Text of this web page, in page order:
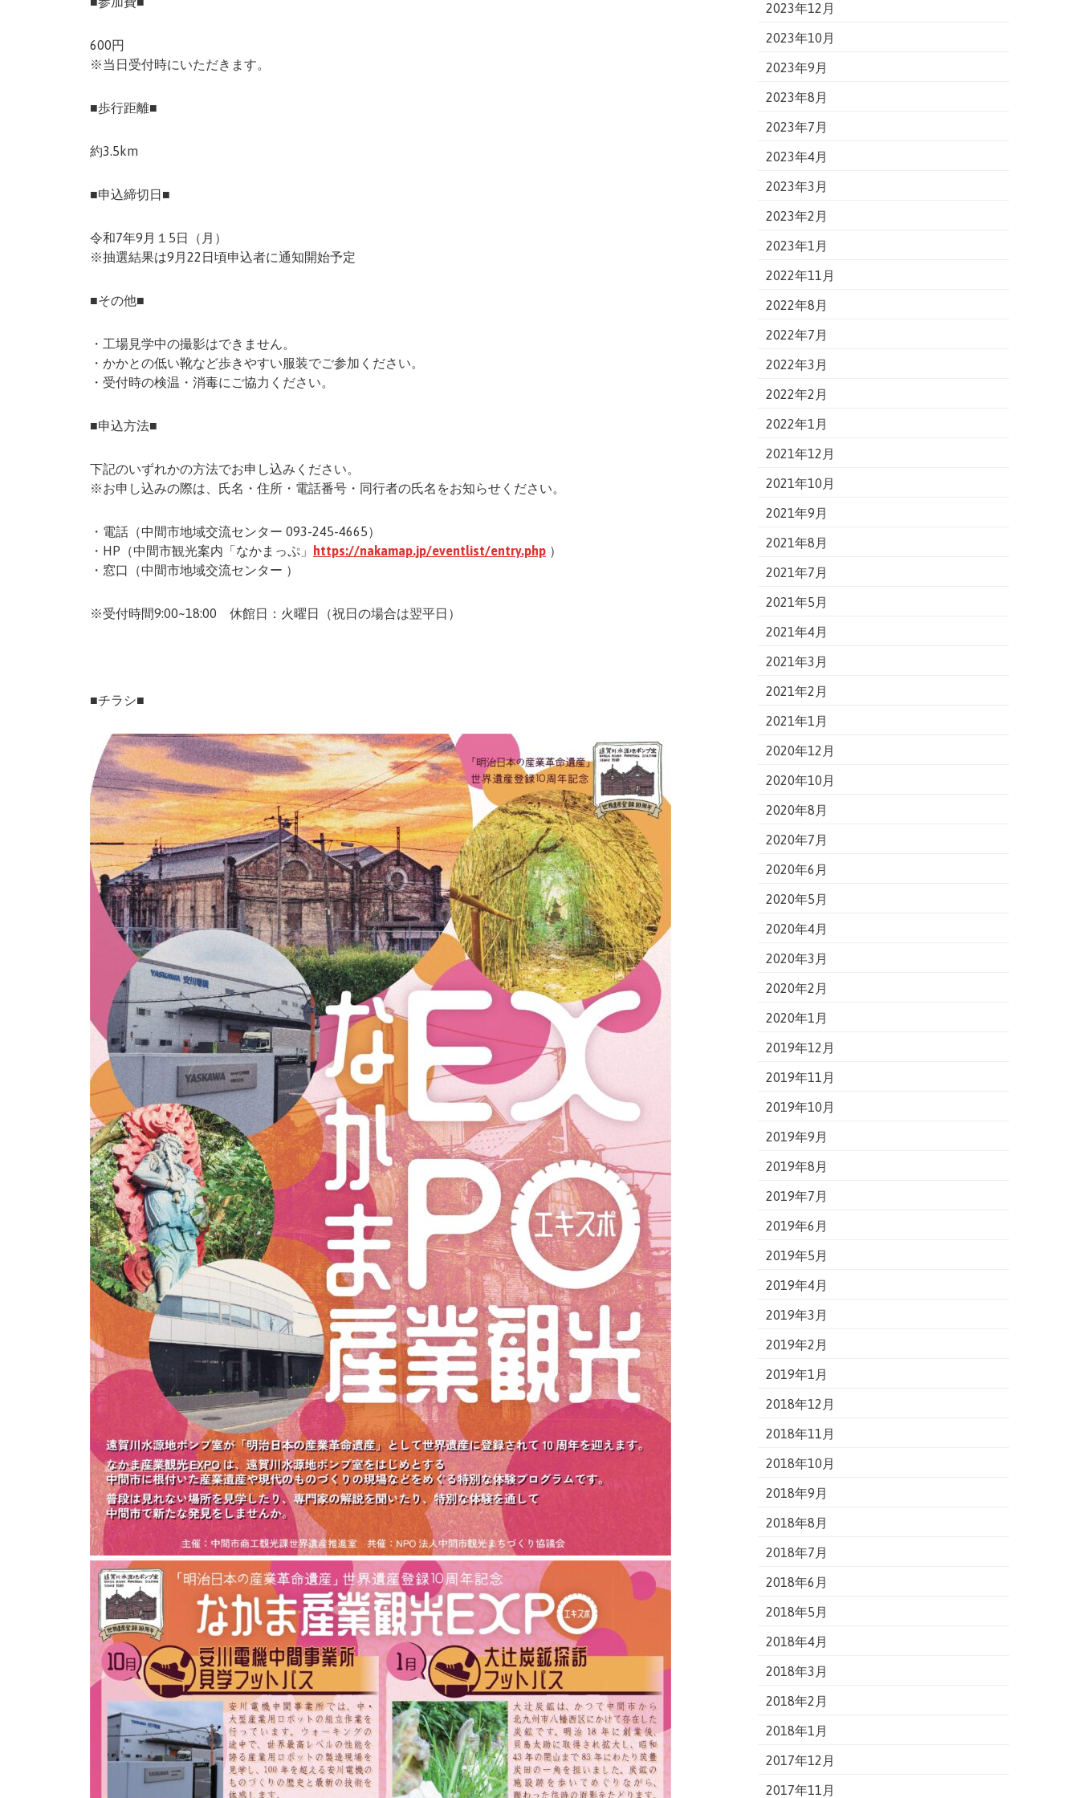
600円
※当日受付時にいただきます。
■歩行距離■
約3.5km
■申込締切日■
令和7年9月１5日（月）
※抽選結果は9月22日頃申込者に通知開始予定
■その他■
・工場見学中の撮影はできません。
・かかとの低い靴など歩きやすい服装でご参加ください。
・受付時の検温・消毒にご協力ください。
■申込方法■
下記のいずれかの方法でお申し込みください。
※お申し込みの際は、氏名・住所・電話番号・同行者の氏名をお知らせください。
・電話（中間市地域交流センター 093-245-4665）
・HP（中間市観光案内「なかまっぷ」 https://nakamap.jp/eventlist/entry.php ）
・窓口（中間市地域交流センター ）
※受付時間9:00~18:00 休館日：火曜日（祝日の場合は翌平日）
■チラシ■
2023年12月
2023年10月
2023年9月
2023年8月
2023年7月
2023年4月
2023年3月
2023年2月
2023年1月
2022年11月
2022年8月
2022年7月
2022年3月
2022年2月
2022年1月
2021年12月
2021年10月
2021年9月
2021年8月
2021年7月
2021年5月
2021年4月
2021年3月
2021年2月
2021年1月
2020年12月
2020年10月
2020年8月
2020年7月
2020年6月
2020年5月
2020年4月
2020年3月
2020年2月
2020年1月
2019年12月
2019年11月
2019年10月
2019年9月
2019年8月
2019年7月
2019年6月
2019年5月
2019年4月
2019年3月
2019年2月
2019年1月
2018年12月
2018年11月
2018年10月
2018年9月
2018年8月
2018年7月
2018年6月
2018年5月
2018年4月
2018年3月
2018年2月
2018年1月
2017年12月
2017年11月